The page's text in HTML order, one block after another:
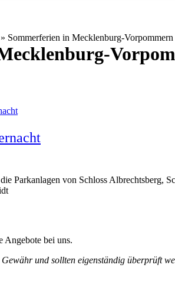
» Sommerferien in Mecklenburg-
Parkanlagen von Schloss Albrechtsberg,
Angebote bei uns.
und sollten eigenständig überprüft